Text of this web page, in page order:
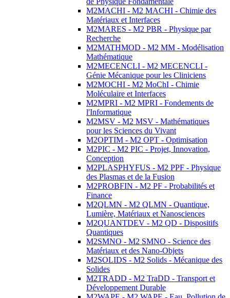
M2MACHI - M2 MACHI - Chimie des
Matériaux et Interfaces
M2MARES - M2 PBR - Physique par
Recherche
M2MATHMOD - M2 MM - Modélisation
Mathématique
M2MECENCLI - M2 MECENCLI -
Génie Mécanique pour les Cliniciens
M2MOCHI - M2 MoChI - Chimie
Moléculaire et Interfaces
M2MPRI - M2 MPRI - Fondements de
l'Informatique
M2MSV - M2 MSV - Mathématiques
pour les Sciences du Vivant
M2OPTIM - M2 OPT - Optimisation
M2PIC - M2 PIC - Projet, Innovation,
Conception
M2PLASPHYFUS - M2 PPF - Physique
des Plasmas et de la Fusion
M2PROBFIN - M2 PF - Probabilités et
Finance
M2QLMN - M2 QLMN - Quantique,
Lumière, Matériaux et Nanosciences
M2QUANTDEV - M2 QD - Dispositifs
Quantiques
M2SMNO - M2 SMNO - Science des
Matériaux et des Nano-Objets
M2SOLIDS - M2 Solids - Mécanique des
Solides
M2TRADD - M2 TraDD - Transport et
Développement Durable